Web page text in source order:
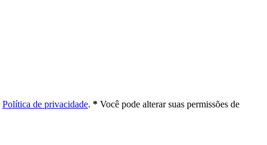
Política de privacidade. * Você pode alterar suas permissões de